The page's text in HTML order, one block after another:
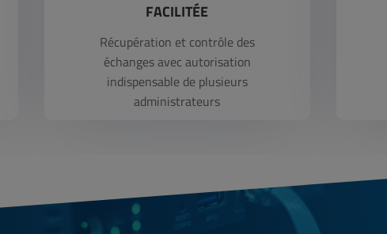
FACILITÉE
Récupération et contrôle des
échanges avec autorisation
indispensable de plusieurs
administrateurs